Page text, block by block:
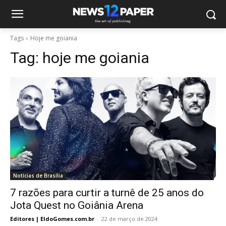
Tags Hoje me goiania
Tag: hoje me goiania
Notícias de Brasília
7 razões para curtir a turnê de 25 anos do
Jota Quest no Goiânia Arena
Editores | EldoGomes.com.br - 22 de março de 2024